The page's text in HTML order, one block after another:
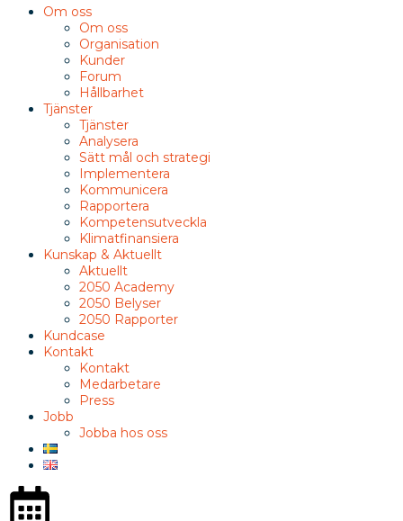
Om oss
Om oss
Organisation
Kunder
Forum
Hållbarhet
Tjänster
Tjänster
Analysera
Sätt mål och strategi
Implementera
Kommunicera
Rapportera
Kompetensutveckla
Klimatfinansiera
Kunskap & Aktuellt
Aktuellt
2050 Academy
2050 Belyser
2050 Rapporter
Kundcase
Kontakt
Kontakt
Medarbetare
Press
Jobb
Jobba hos oss